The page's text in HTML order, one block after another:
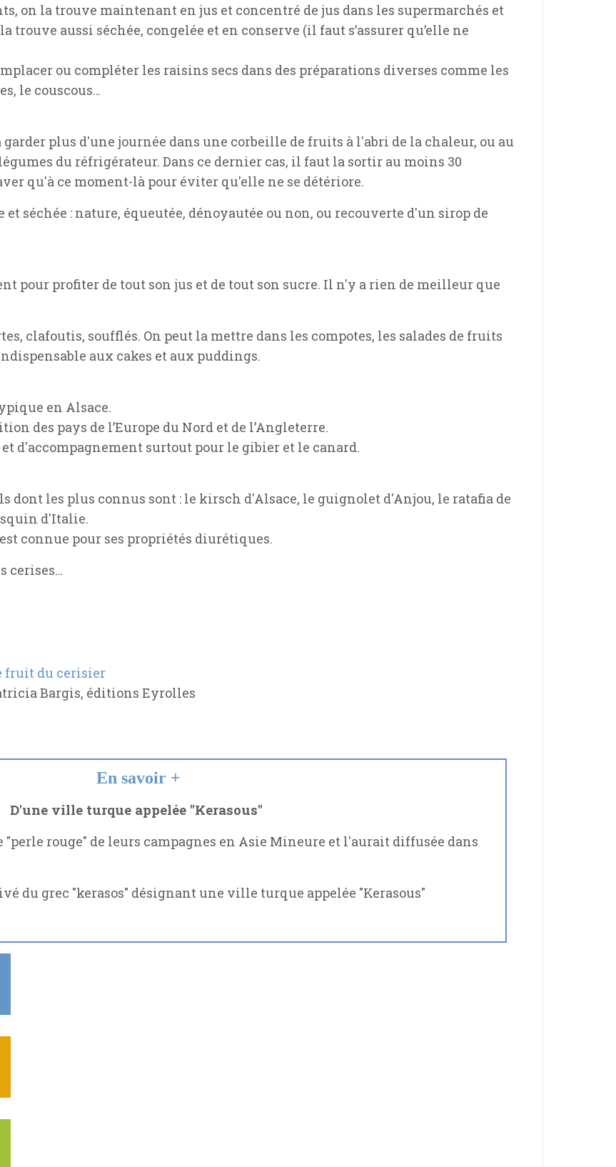
on la trouve maintenant en jus et concentré de jus dans les supermarchés et
trouve aussi séchée, congelée et en conserve (il faut s’assurer qu’elle ne
ou compléter les raisins secs dans des préparations diverses comme les
le couscous…
plus d'une journée dans une corbeille de fruits à l'abri de la chaleur, ou au
du réfrigérateur. Dans ce dernier cas, il faut la sortir au moins 30
qu'à ce moment-là pour éviter qu'elle ne se détériore.
séchée : nature, équeutée, dénoyautée ou non, ou recouverte d'un sirop de
pour profiter de tout son jus et de tout son sucre. Il n'y a rien de meilleur que
clafoutis, soufflés. On peut la mettre dans les compotes, les salades de fruits
aux cakes et aux puddings.
en Alsace.
des pays de l’Europe du Nord et de l’Angleterre.
d'accompagnement surtout pour le gibier et le canard.
dont les plus connus sont : le kirsch d'Alsace, le guignolet d'Anjou, le ratafia de
d'Italie.
connue pour ses propriétés diurétiques.
cerises…
fruit du cerisier
Bargis, éditions Eyrolles
En savoir +
D'une ville turque appelée "Kerasous"
rouge" de leurs campagnes en Asie Mineure et l'aurait diffusée dans
du grec "kerasos" désignant une ville turque appelée "Kerasous"